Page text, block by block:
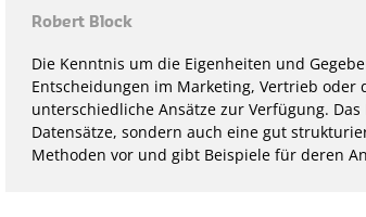
Robert Block
Die Kenntnis um die Eigenheiten und
Entscheidungen im Marketing, Vertrieb
unterschiedliche Ansätze zur Verfügung.
Datensätze, sondern auch eine gut
Methoden vor und gibt Beispiele für deren